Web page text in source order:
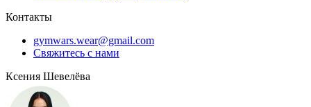
Контакты
gymwars.wear@gmail.com
Свяжитесь с нами
Ксения Шевелёва